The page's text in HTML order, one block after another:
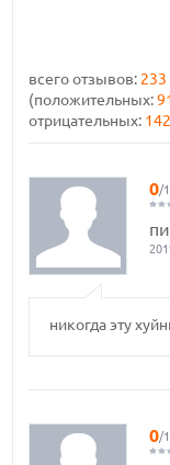
всего отзывов: 233
(положительных:
отрицательных:
0/
никогда эту
0/